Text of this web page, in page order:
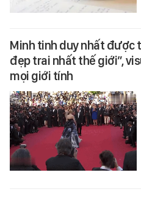
Minh tinh duy nhất được
đẹp trai nhất thế giới”,
mọi giới tính